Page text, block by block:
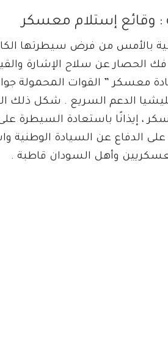
: وقائع إستلام معسكر
بالأمس من فرض سيطرتها
الحصار عن سلاح الإشارة
معسكر ” القوات المحمولة
الدعم السريع . شكل ذلك
، إيذانًا باستعادة السيطرة
على الدفاع عن السيادة الوطنية
وأهل السودان قاطبة .